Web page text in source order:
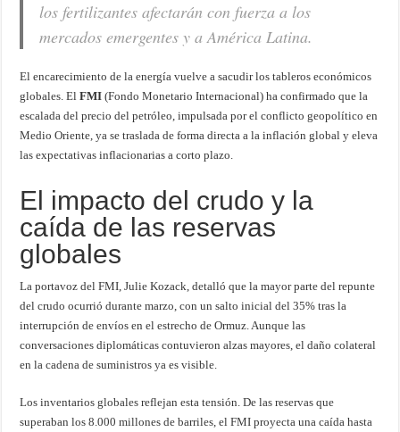
los fertilizantes afectarán con fuerza a los
mercados emergentes y a América Latina.
El encarecimiento de la energía vuelve a sacudir los tableros económicos
globales. ElFMI (Fondo Monetario Internacional) ha confirmado que la
escalada del precio del petróleo, impulsada por el conflicto geopolítico en
Medio Oriente, ya se traslada de forma directa a la inflación global y eleva
las expectativas inflacionarias a corto plazo.
El impacto del crudo y la
caída de las reservas
globales
La portavoz del FMI, Julie Kozack, detalló que la mayor parte del repunte
del crudo ocurrió durante marzo, con un salto inicial del 35% tras la
interrupción de envíos en el estrecho de Ormuz. Aunque las
conversaciones diplomáticas contuvieron alzas mayores, el daño colateral
en la cadena de suministros ya es visible.
Los inventarios globales reflejan esta tensión. De las reservas que
superaban los 8.000 millones de barriles, el FMI proyecta una caída hasta